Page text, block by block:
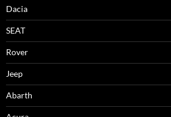
Dacia
SEAT
Rover
Jeep
Abarth